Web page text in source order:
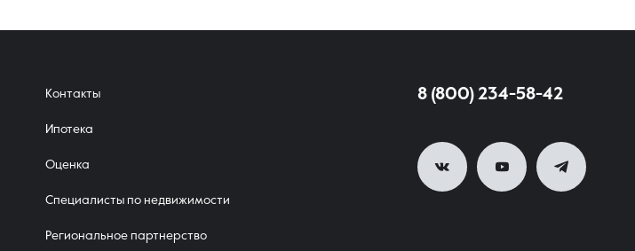
Контакты
Ипотека
Оценка
Специалисты по недвижимости
Региональное партнерство
8 (800) 234-58-42